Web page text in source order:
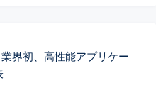
界初、高性能アプリケー